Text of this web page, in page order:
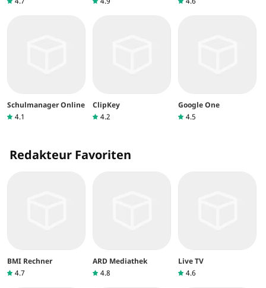
Schulmanager Online
4.1
ClipKey
4.2
Google One
4.5
Redakteur Favoriten
BMI Rechner
4.7
ARD Mediathek
4.8
Live TV
4.6